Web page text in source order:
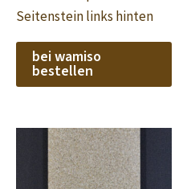
Seitenstein links hinten
bei wamiso
bestellen